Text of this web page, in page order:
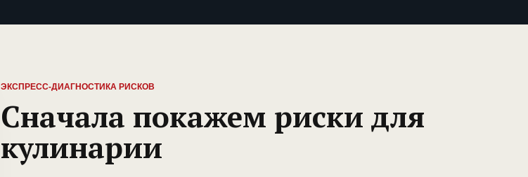
ЭКСПРЕСС-ДИАГНОСТИКА РИСКОВ
Сначала покажем риски для
кулинарии